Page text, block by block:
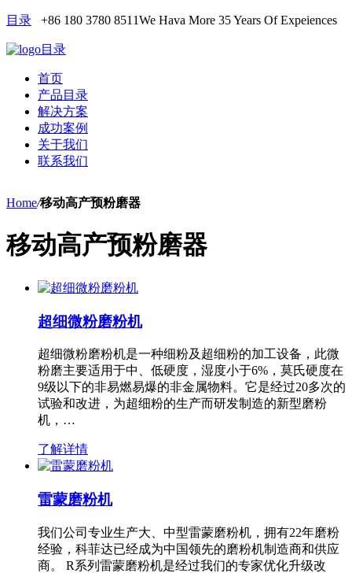
目录 +86 180 3780 8511We Hava More 35 Years Of Expeiences
目录
首页
产品目录
解决方案
成功案例
关于我们
联系我们
Home/移动高产预粉磨器
移动高产预粉磨器
超细微粉磨粉机
超细微粉磨粉机是一种细粉及超细粉的加工设备，此微
粉磨主要适用于中、低硬度，湿度小于6%，莫氏硬度在
9级以下的非易燃易爆的非金属物料。它是经过20多次的
试验和改进，为超细粉的生产而研发制造的新型磨粉
机，…
了解详情
雷蒙磨粉机
我们公司专业生产大、中型雷蒙磨粉机，拥有22年磨粉
经验，科菲达已经成为中国领先的磨粉机制造商和供应
商。 R系列雷蒙磨粉机是经过我们的专家优化升级改